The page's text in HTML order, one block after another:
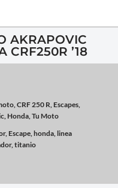
AKRAPOVIC
CRF250R ’18
,CRF 250 R, Escapes,
, Honda,Tu Moto
, Escape,honda, linea
,titanio